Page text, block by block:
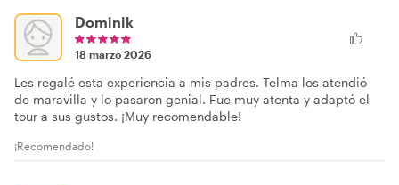
Dominik
18 marzo 2026
Les regalé esta experiencia a mis padres. Telma los atendió
de maravilla y lo pasaron genial. Fue muy atenta y adaptó el
tour a sus gustos. ¡Muy recomendable!
¡Recomendado!